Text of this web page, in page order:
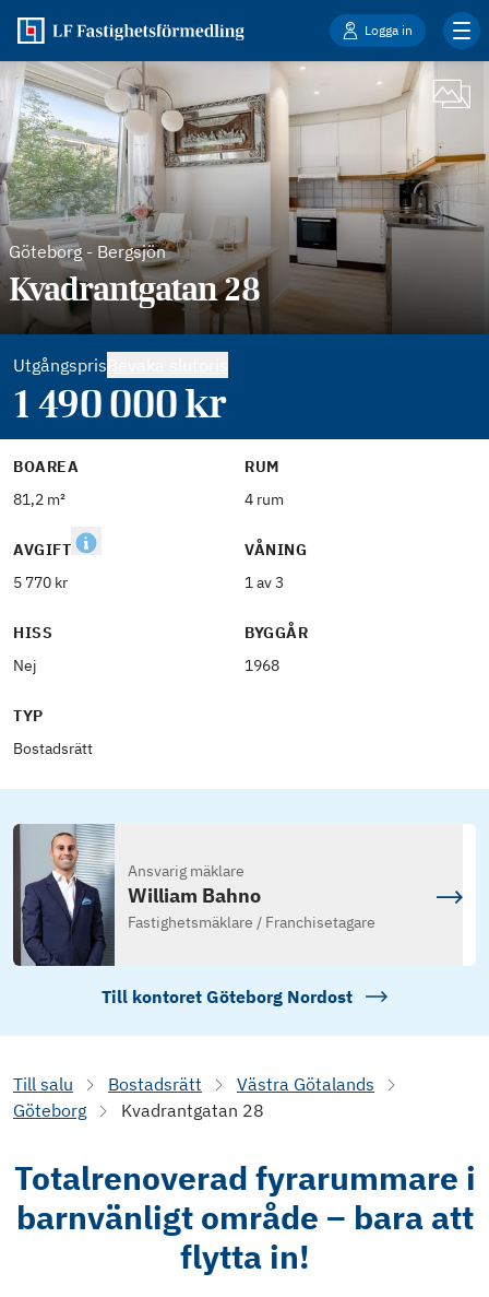
Logga in
Göteborg - Bergsjön
Kvadrantgatan 28
Utgångspris
1 490 000kr
BOAREA
81,2 m²
RUM
4 rum
AVGIFT
5 770 kr
VÅNING
1 av 3
HISS
Nej
BYGGÅR
1968
TYP
Bostadsrätt
Ansvarig mäklare
William Bahno
Fastighetsmäklare / Franchisetagare
Till kontoret Göteborg Nordost
Till salu Bostadsrätt
Västra Götalands
Göteborg
Kvadrantgatan 28
Totalrenoverad fyrarummare i
barnvänligt område – bara att
flytta in!